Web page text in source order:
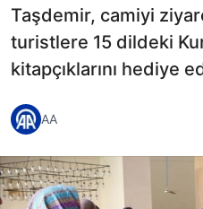
Taşdemir, camiyi
turistlere 15 dildeki
kitapçıklarını hediye
AA